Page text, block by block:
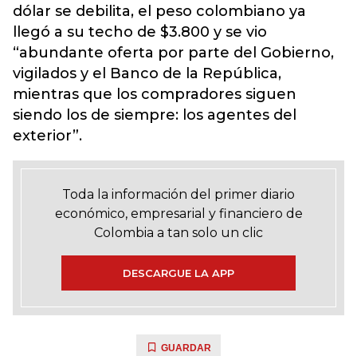
dólar se debilita, el peso colombiano ya
llegó a su techo de $3.800 y se vio
“abundante oferta por parte del Gobierno,
vigilados y el Banco de la República,
mientras que los compradores siguen
siendo los de siempre: los agentes del
exterior”.
Toda la información del primer diario
económico, empresarial y financiero de
Colombia a tan solo un clic
DESCARGUE LA APP
GUARDAR